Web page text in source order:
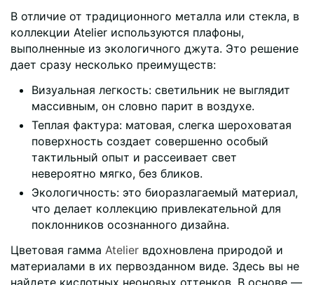
В отличие от традиционного металла или стекла, в
коллекции Atelier используются плафоны,
выполненные из экологичного джута. Это решение
дает сразу несколько преимуществ:
Визуальная легкость: светильник не выглядит
массивным, он словно парит в воздухе.
Теплая фактура: матовая, слегка шероховатая
поверхность создает совершенно особый
тактильный опыт и рассеивает свет
невероятно мягко, без бликов.
Экологичность: это биоразлагаемый материал,
что делает коллекцию привлекательной для
поклонников осознанного дизайна.
Цветовая гамма Atelier вдохновлена природой и
материалами в их первозданном виде. Здесь вы не